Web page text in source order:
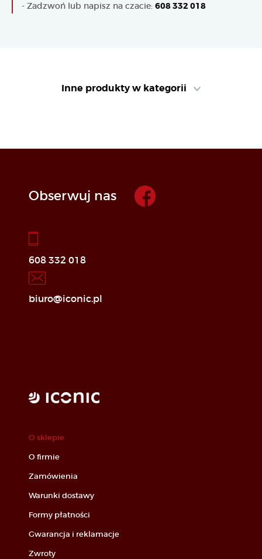
- Zadzwoń lub napisz na czacie: 608 332 018
Inne produkty w kategorii
Obserwuj nas
608 332 018
biuro@iconic.pl
O sklepie
O firmie
Zamówienia
Warunki dostawy
Formy płatności
Gwarancja i reklamacje
Zwroty